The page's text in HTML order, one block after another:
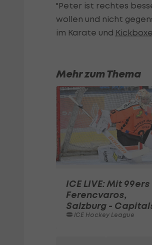
"Peter ist rechtes
wollen und nicht
im Karate und
Mehr zum Thema
ICE LIVE: Mit 99ers
Ferencvaros,
Salzburg -
ICE Hockey League